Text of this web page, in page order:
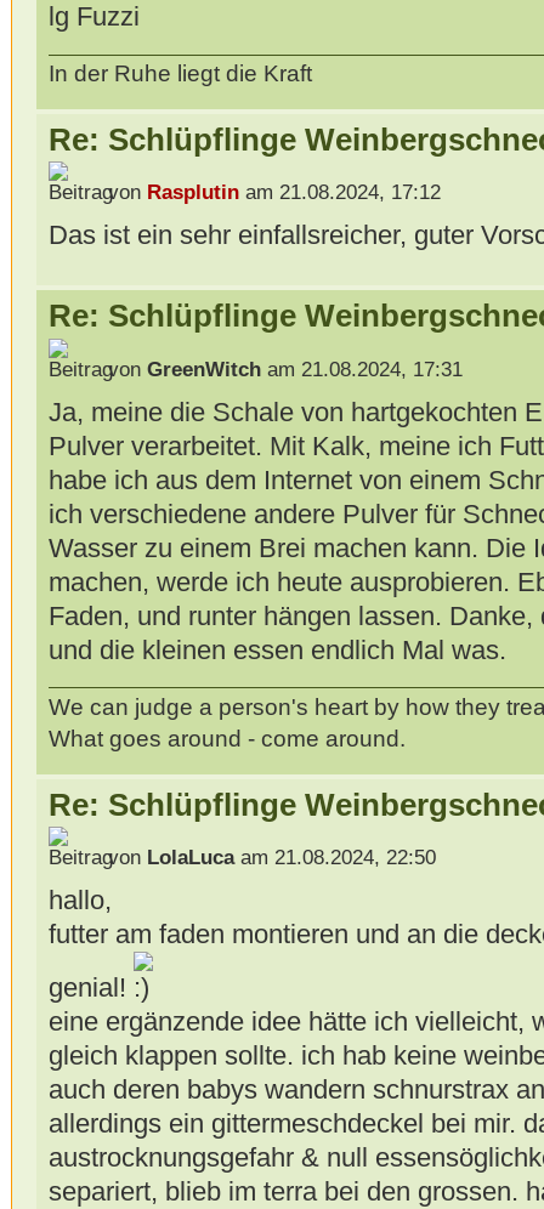
lg Fuzzi
In der Ruhe liegt die Kraft
Re: Schlüpflinge
von Rasplutinam 21.08.2024, 17:12
Das ist ein sehr einfallsreicher, guter
Re: Schlüpflinge
von GreenWitcham 21.08.2024, 17:31
Ja, meine die Schale von hartgekochten
Pulver verarbeitet. Mit Kalk, meine ich
habe ich aus dem Internet von einem
ich verschiedene andere Pulver für
Wasser zu einem Brei machen kann. Die
machen, werde ich heute ausprobieren.
Faden, und runter hängen lassen.
und die kleinen essen endlich Mal was.
We can judge a person's heart by how they
What goes around - come around.
Re: Schlüpflinge
von LolaLucaam 21.08.2024, 22:50
hallo,
futter am faden montieren und an die
genial!
eine ergänzende idee hätte ich vielleicht,
gleich klappen sollte. ich hab keine
auch deren babys wandern schnurstrax
allerdings ein gittermeschdeckel bei mir.
austrocknungsgefahr & null
separiert, blieb im terra bei den grossen.